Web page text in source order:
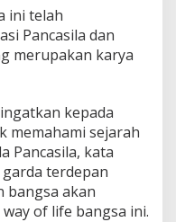
ini telah
Pancasila dan
merupakan karya
kepada
memahami sejarah
Pancasila, kata
terdepan
bangsa akan
of life bangsa ini.